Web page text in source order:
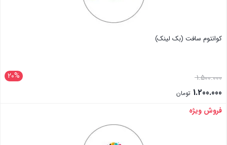
کوانتوم سافت (بک لینک)
20% 1.500.000
1.200.000 تومان
بستن
فروش ویژه